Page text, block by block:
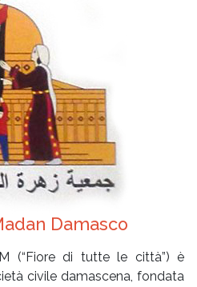
Damasco
(“Fiore di tutte le città”) è
civile damascena, fondata